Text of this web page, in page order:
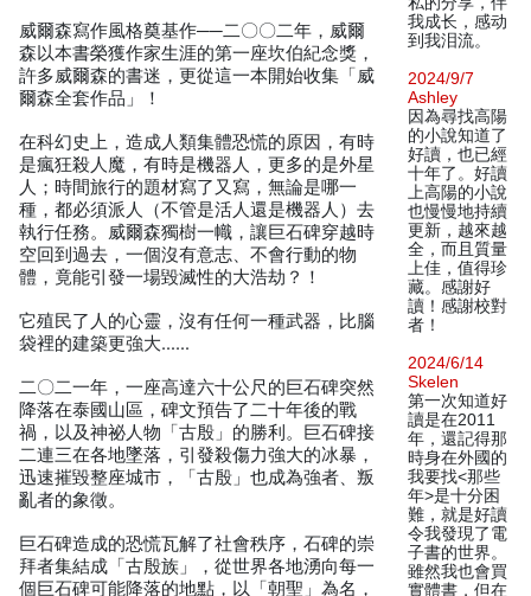
威爾森寫作風格奠基作──二〇〇二年，威爾
森以本書榮獲作家生涯的第一座坎伯紀念獎，
許多威爾森的書迷，更從這一本開始收集「威
爾森全套作品」！
在科幻史上，造成人類集體恐慌的原因，有時
是瘋狂殺人魔，有時是機器人，更多的是外星
人；時間旅行的題材寫了又寫，無論是哪一
種，都必須派人（不管是活人還是機器人）去
執行任務。威爾森獨樹一幟，讓巨石碑穿越時
空回到過去，一個沒有意志、不會行動的物
體，竟能引發一場毀滅性的大浩劫？！
它殖民了人的心靈，沒有任何一種武器，比腦
袋裡的建築更強大……
二〇二一年，一座高達六十公尺的巨石碑突然
降落在泰國山區，碑文預告了二十年後的戰
禍，以及神祕人物「古殷」的勝利。巨石碑接
二連三在各地墜落，引發殺傷力強大的冰暴，
迅速摧毀整座城市，「古殷」也成為強者、叛
亂者的象徵。
巨石碑造成的恐慌瓦解了社會秩序，石碑的崇
拜者集結成「古殷族」，從世界各地湧向每一
個巨石碑可能降落的地點，以「朝聖」為名，
我成长，感动
到我泪流。
2024/9/7
Ashley
因為尋找高陽
的小說知道了
好讀，也已經
十年了。好讀
上高陽的小說
也慢慢地持續
更新，越來越
全，而且質量
上佳，值得珍
藏。感謝好
讀！感謝校對
者！
2024/6/14
Skelen
第一次知道好
讀是在2011
年，還記得那
時身在外國的
我要找<那些
年>是十分困
難，就是好讀
令我發現了電
子書的世界。
雖然我也會買
實體書，但在